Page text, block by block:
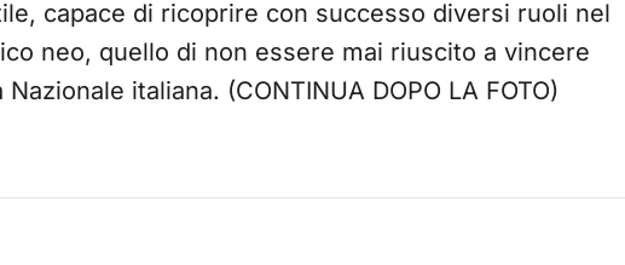
capace di ricoprire con successo diversi ruoli nel
neo, quello di non essere mai riuscito a vincere
italiana. (CONTINUA DOPO LA FOTO)